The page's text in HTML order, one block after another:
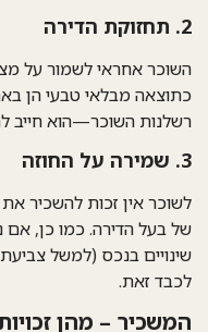
2. תחזוקת הדירה
השוכר אחראי לשמור על
כתוצאה מבלאי טבעיהן
רשלנות השוכר—הוא חייב
3. שמירה על החוזה
לשוכראין זכות להשכיר
של בעל הדירה. כמו כן,
שינויים בנכס (למשל
לכבד זאת.
המשכיר – מהן